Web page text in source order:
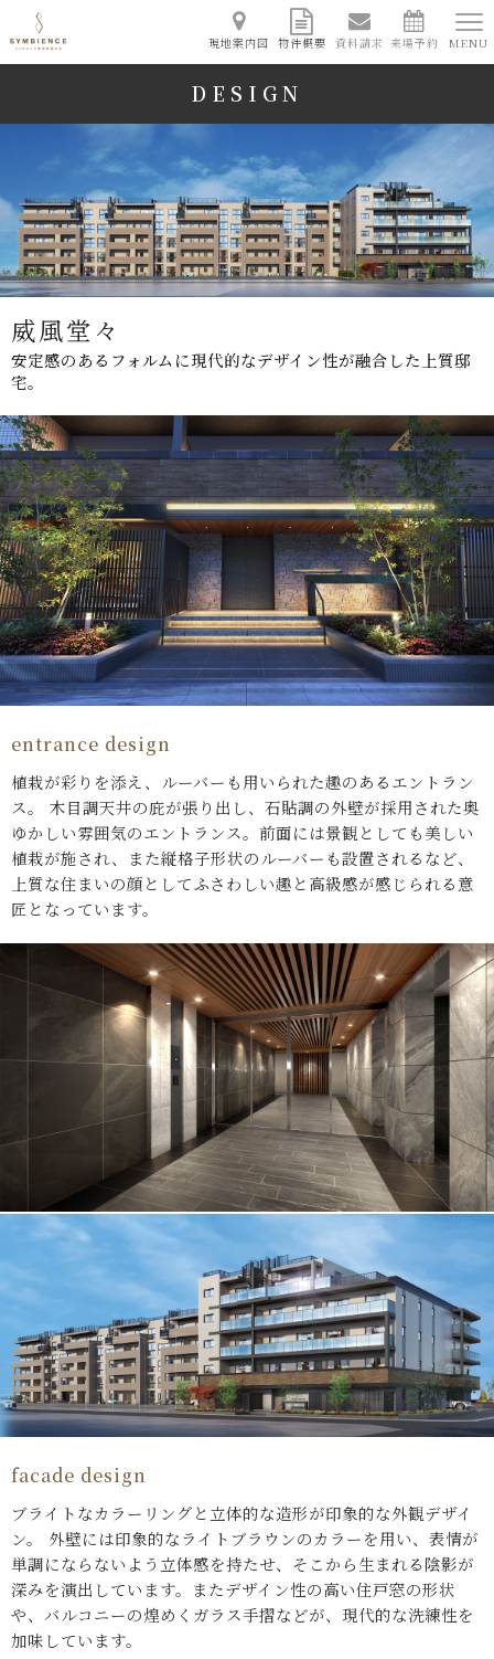
現地案内図 物件概要 資料請求 来場予約 MENU
DESIGN
威風堂々
安定感のあるフォルムに現代的なデザイン性が融合した上質邸
宅。
entrance design
植栽が彩りを添え、ルーバーも用いられた趣のあるエントラン
ス。
木目調天井の庇が張り出し、石貼調の外壁が採用された奥
ゆかしい雰囲気のエントランス。前面には景観としても美しい
植栽が施され、また縦格子形状のルーバーも設置されるなど、
上質な住まいの顔としてふさわしい趣と高級感が感じられる意
匠となっています。
facade design
ブライトなカラーリングと立体的な造形が印象的な外観デザイ
ン。
外壁には印象的なライトブラウンのカラーを用い、表情が
単調にならないよう立体感を持たせ、そこから生まれる陰影が
深みを演出しています。またデザイン性の高い住戸窓の形状
や、バルコニーの煌めくガラス手摺などが、現代的な洗練性を
加味しています。